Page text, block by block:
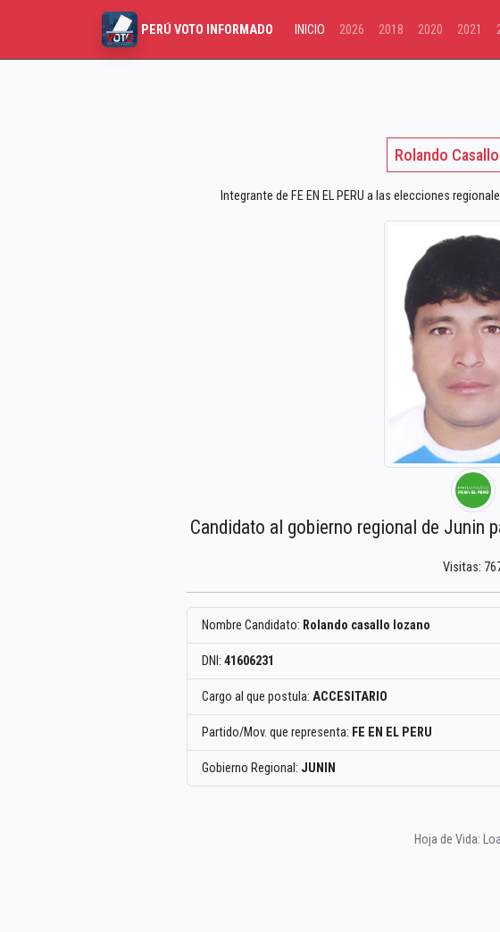
PERÚ VOTO INFORMADO INICIO 2026 2018 2020 2021
Rolando
Integrante de FE EN EL PERU a las elecciones
Candidato al gobierno regional de Junin
Visitas:
Nombre Candidato: Rolando casallo lozano
DNI: 41606231
Cargo al que postula: ACCESITARIO
Partido/Mov. que representa: FE EN EL PERU
Gobierno Regional: JUNIN
Hoja de Vida: